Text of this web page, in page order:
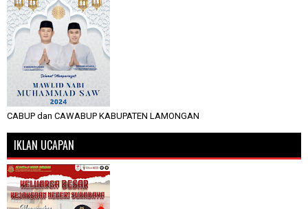
CABUP dan CAWABUP KABUPATEN LAMONGAN
IKLAN UCAPAN